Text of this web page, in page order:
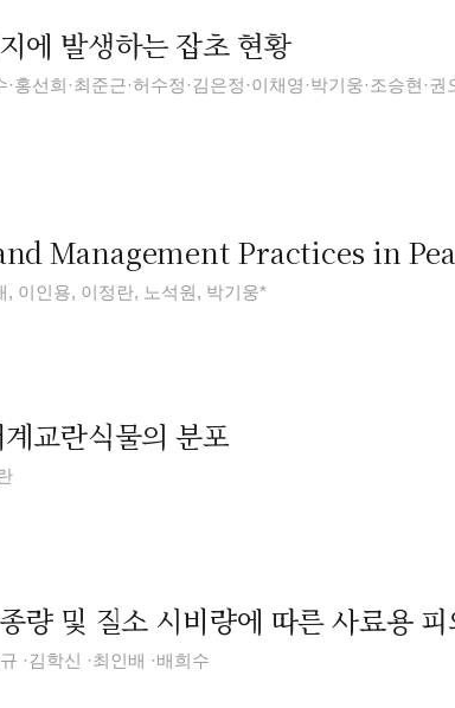
에 발생하는 잡초 현황
홍선희·최준근·허수정·김은정·이채영·박기웅·조승현·
Management Practices in
, 이인용, 이정란, 노석원, 박기웅*
교란식물의 분포
량 및 질소 시비량에 따른 사료용
·김학신 ·최인배 ·배희수